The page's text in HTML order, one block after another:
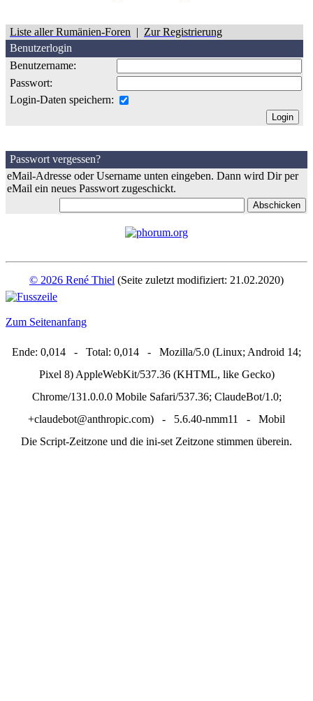
Liste aller Rumänien-Foren | Zur Registrierung
Benutzerlogin
Benutzername:
Passwort:
Login-Daten speichern:
Passwort vergessen?
eMail-Adresse oder Username unten eingeben. Dann wird Dir per
eMail ein neues Passwort zugeschickt.
© 2026 René Thiel (Seite zuletzt modifiziert: 21.02.2020)
Zum Seitenanfang
Ende: 0,014 - Total: 0,014 - Mozilla/5.0 (Linux; Android 14;
Pixel 8) AppleWebKit/537.36 (KHTML, like Gecko)
Chrome/131.0.0.0 Mobile Safari/537.36; ClaudeBot/1.0;
+claudebot@anthropic.com) - 5.6.40-nmm11 - Mobil
Die Script-Zeitzone und die ini-set Zeitzone stimmen überein.